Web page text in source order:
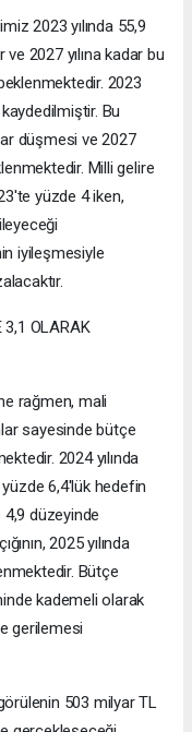
2023 yılında 55,9
2027 yılına kadar bu
2023
Bu
düşmesi ve 2027
Milli gelire
yüzde 4 iken,
iyileşmesiyle
3,1 OLARAK
rağmen, mali
sayesinde bütçe
2024 yılında
yüzde 6,4'lük hedefin
düzeyinde
2025 yılında
Bütçe
kademeli olarak
gerilemesi
503 milyar TL